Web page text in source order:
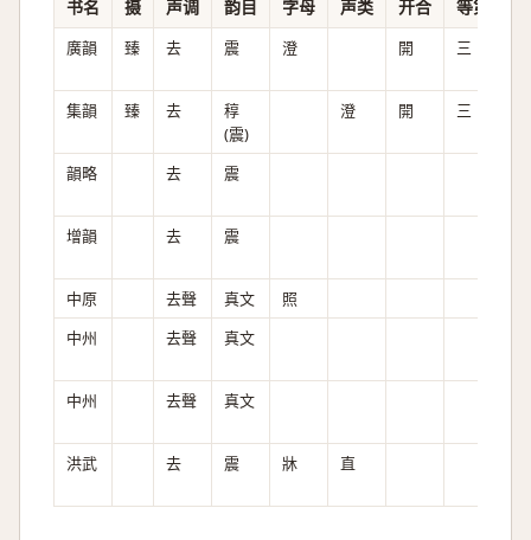
书名 摄 声调 韵目 字母 声类 开合 等第
廣韻 臻 去 震 澄 開 三
集韻 臻 去
稕
(震)
澄 開 三
韻略 去 震
增韻 去 震
中原 去聲 真文 照
中州
去聲 真文
中州 去聲 真文
洪武 去 震 牀 直